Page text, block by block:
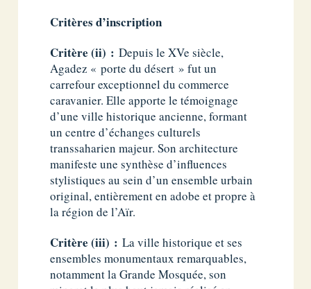
Critères d’inscription
Critère (ii) : Depuis le XVe siècle,
Agadez « porte du désert » fut un
carrefour exceptionnel du commerce
caravanier. Elle apporte le témoignage
d’une ville historique ancienne, formant
un centre d’échanges culturels
transsaharien majeur. Son architecture
manifeste une synthèse d’influences
stylistiques au sein d’un ensemble urbain
original, entièrement en adobe et propre à
la région de l’Aïr.
Critère (iii) : La ville historique et ses
ensembles monumentaux remarquables,
notamment la Grande Mosquée, son